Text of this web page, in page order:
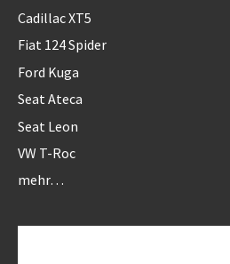
Cadillac XT5
Fiat 124 Spider
Ford Kuga
Seat Ateca
Seat Leon
VW T-Roc
mehr…